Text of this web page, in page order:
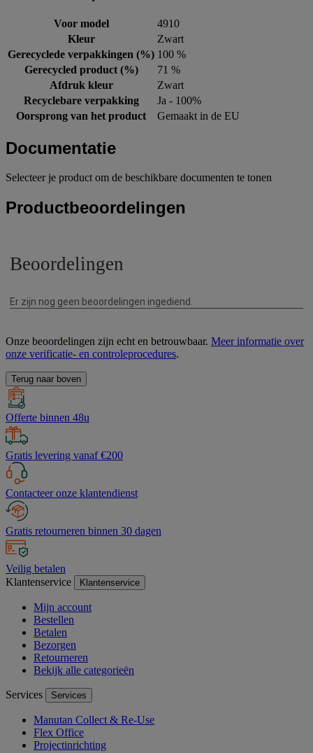
Voor model
4910
Kleur
Zwart
Gerecyclede verpakkingen (%) 100 %
Gerecycled product (%)
71 %
Afdruk kleur
Zwart
Recyclebare verpakking
Ja - 100%
Oorsprong van het product
Gemaakt in de EU
Documentatie
Selecteer je product om de beschikbare documenten te tonen
Productbeoordelingen
Onze beoordelingen zijn echt en betrouwbaar. Meer informatie over
onze verificatie- en controleprocedures.
Terug naar boven
Offerte binnen 48u
Gratis levering vanaf €200
Contacteer onze klantendienst
Gratis retourneren binnen 30 dagen
Veilig betalen
Klantenservice
Klantenservice
Mijn account
Bestellen
Betalen
Bezorgen
Retourneren
Bekijk alle categorieën
Services Services
Manutan Collect & Re-Use
Flex Office
Projectinrichting